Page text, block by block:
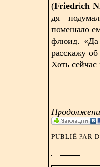
(Friedrich
дя
помешало
флюид. «Да
расскажу
Хоть
PUBLIÉ PAR